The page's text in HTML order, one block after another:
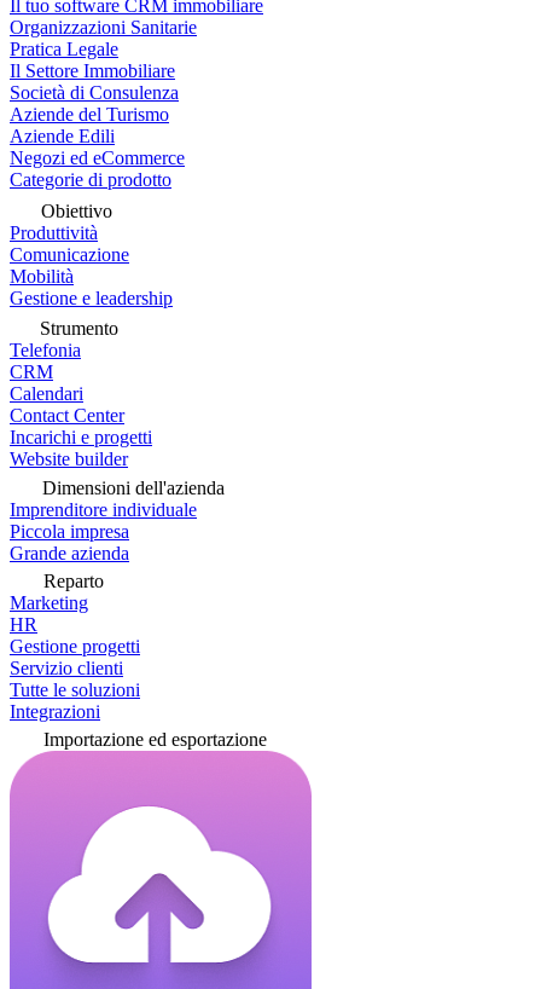
Il tuo software CRM immobiliare
Organizzazioni Sanitarie
Pratica Legale
Il Settore Immobiliare
Società di Consulenza
Aziende del Turismo
Aziende Edili
Negozi ed eCommerce
Categorie di prodotto
Obiettivo
Produttività
Comunicazione
Mobilità
Gestione e leadership
Strumento
Telefonia
CRM
Calendari
Contact Center
Incarichi e progetti
Website builder
Dimensioni dell'azienda
Imprenditore individuale
Piccola impresa
Grande azienda
Reparto
Marketing
HR
Gestione progetti
Servizio clienti
Tutte le soluzioni
Integrazioni
Importazione ed esportazione